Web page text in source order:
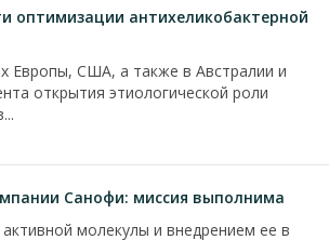
оптимизации антихеликобактерной
Европы, США, а также в Австралии и
открытия этиологической роли
Санофи: миссия выполнима
молекулы и внедрением ее в